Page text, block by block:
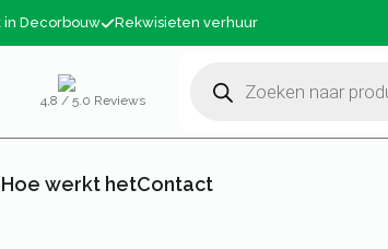
in Decorbouw Rekwisieten verhuur
4,8 / 5.0 Reviews
zoeken
Hoe werkt hetContact